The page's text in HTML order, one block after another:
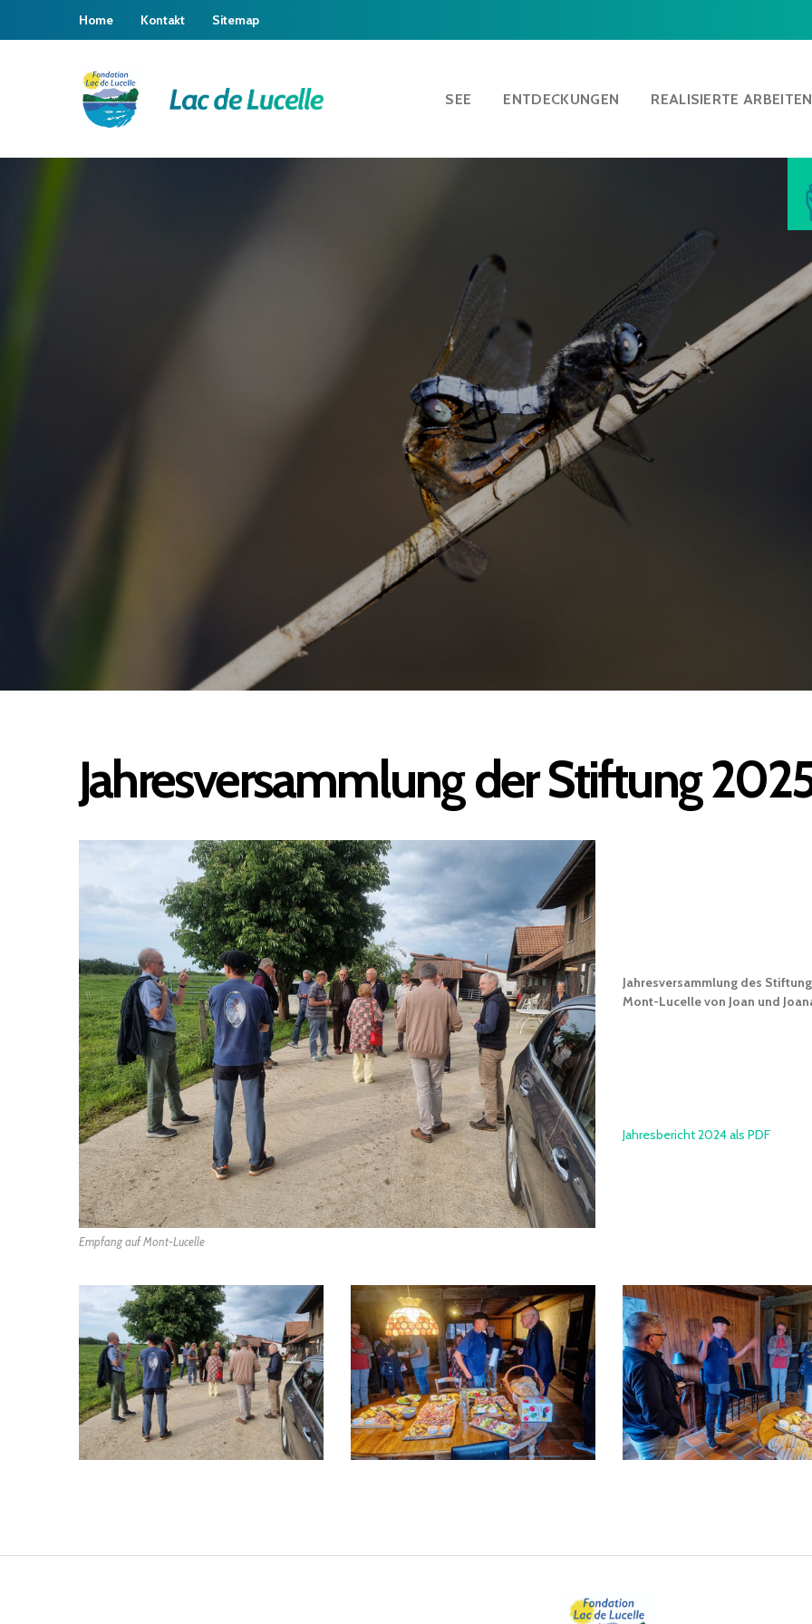
Home Kontakt Sitemap
SEE ENTDECKUNGEN REALISIERTE ARBEITEN
Jahresversammlung der Stiftung
Empfang auf Mont-Lucelle
Jahresversammlung des
Mont-Lucelle von Joan und
Jahresbericht 2024 als PDF